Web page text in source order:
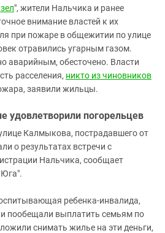
", жители Нальчика и ранее
внимание властей к их
при пожаре в общежитии по улице
отравились угарным газом.
аварийным, обесточено. Власти
расселения, никто из чиновников
заявили жильцы.
удовлетворили погорельцев
Калмыкова, пострадавшего от
о результатах встречи с
Нальчика, сообщает
Юга".
ребенка-инвалида,
пообещали выплатить семьям по
снимать жилье на эти деньги,